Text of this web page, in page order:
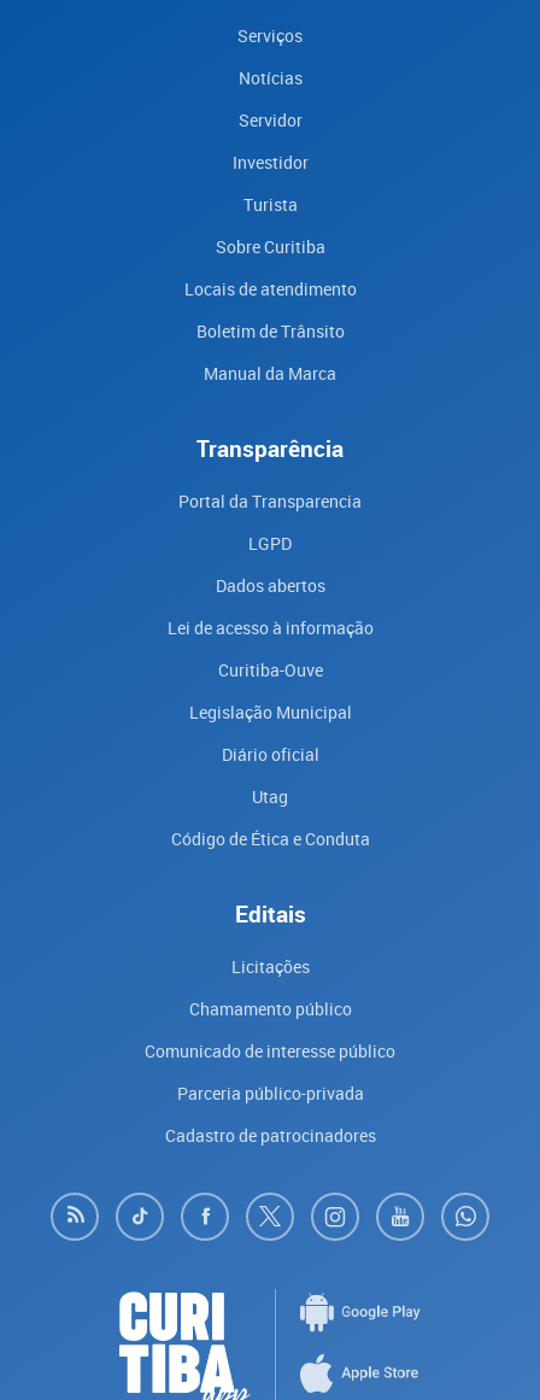
Serviços
Notícias
Servidor
Investidor
Turista
Sobre Curitiba
Locais de atendimento
Boletim de Trânsito
Manual da Marca
Transparência
Portal da Transparencia
LGPD
Dados abertos
Lei de acesso à informação
Curitiba-Ouve
Legislação Municipal
Diário oficial
Utag
Código de Ética e Conduta
Editais
Licitações
Chamamento público
Comunicado de interesse público
Parceria público-privada
Cadastro de patrocinadores